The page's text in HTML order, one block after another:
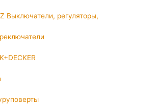
Выключатели, регуляторы,